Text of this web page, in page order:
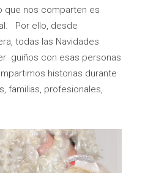
que nos comparten es
Por ello, desde
todas las Navidades
guiños con esas personas
historias durante
familias, profesionales,